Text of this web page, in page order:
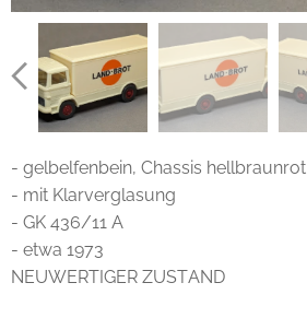
- gelbelfenbein, Chassis hellbraunrot
- mit Klarverglasung
- GK 436/11 A
- etwa 1973
NEUWERTIGER ZUSTAND